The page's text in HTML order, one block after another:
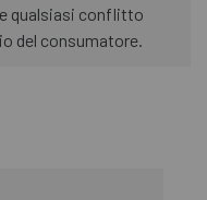
qualsiasi conflitto
del consumatore.